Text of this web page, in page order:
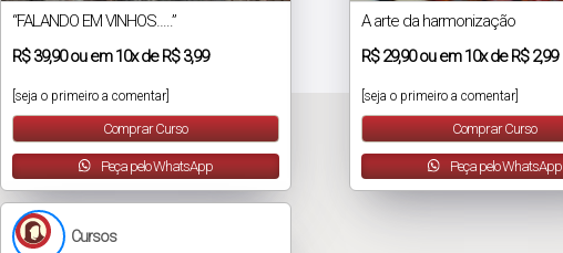
“FALANDO EM VINHOS…..”
R$39,90ou em10xdeR$ 3,99
[seja o primeiro a comentar]
Comprar Curso
Peça pelo WhatsApp
A arte da harmonização
R$29,90ou em10xdeR$ 2,99
[seja o primeiro a comentar]
Comprar Curso
Peça pelo WhatsApp
Cursos